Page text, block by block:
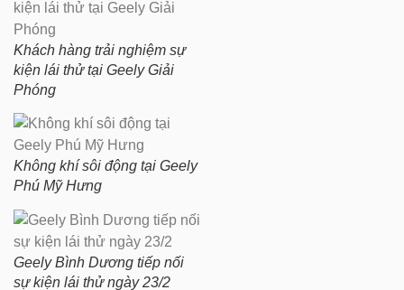
Khách hàng trải nghiệm sự
kiện lái thử tại Geely Giải
Phóng
Không khí sôi động tại Geely
Phú Mỹ Hưng
Geely Bình Dương tiếp nối
sự kiện lái thử ngày 23/2